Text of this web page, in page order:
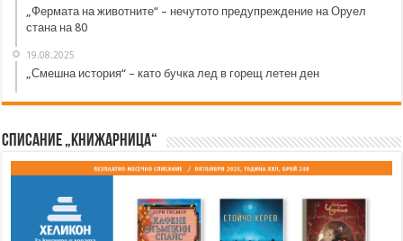
„Фермата на животните“ – нечутото предупреждение на Оруел
стана на 80
19.08.2025
„Смешна история“ – като бучка лед в горещ летен ден
Списание „Книжарница“